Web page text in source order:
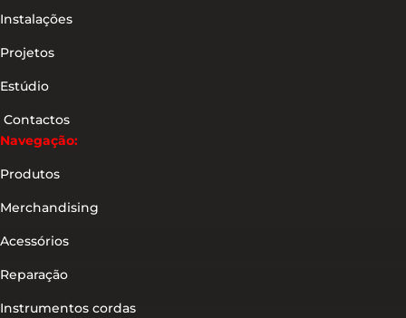
Instalações
Projetos
Estúdio
Contactos
Navegação:
Produtos
Merchandising
Acessórios
Reparação
Instrumentos cordas